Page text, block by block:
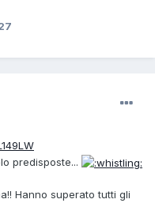
predisposte...
Hanno superato tutti gli